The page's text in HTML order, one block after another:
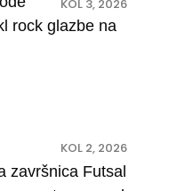
KOL 3, 2026
rock glazbe na
KOL 2, 2026
završnica Futsal